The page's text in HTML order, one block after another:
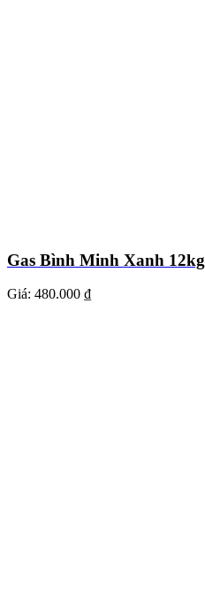
Gas Bình Minh Xanh 12kg
Giá: 480.000 ₫